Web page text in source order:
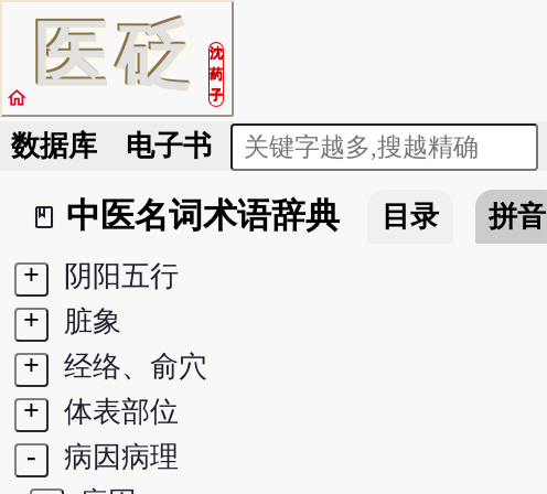
医砭
沈
药
子
home
数据库 电子书
book_2
中医名词术语辞典 目录 拼音
+
阴阳五行
+
脏象
+
经络、俞穴
+
体表部位
-
病因病理